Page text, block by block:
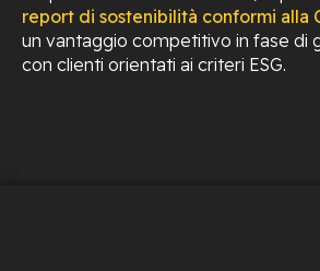
report di sostenibilità conformi alla
un vantaggio competitivo in fase di
con clienti orientati ai criteri ESG.